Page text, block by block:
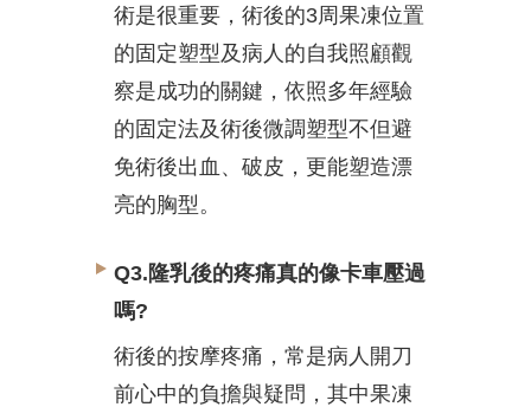
術是很重要，術後的3周果凍位置
的固定塑型及病人的自我照顧觀
察是成功的關鍵，依照多年經驗
的固定法及術後微調塑型不但避
免術後出血、破皮，更能塑造漂
亮的胸型。
Q3.隆乳後的疼痛真的像卡車壓過
嗎?
術後的按摩疼痛，常是病人開刀
前心中的負擔與疑問，其中果凍